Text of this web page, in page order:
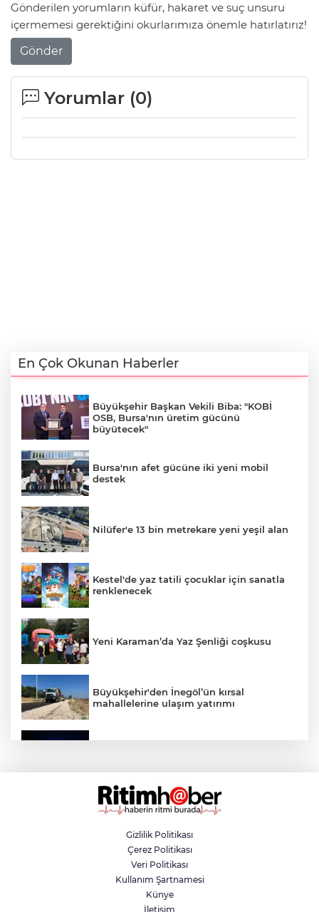
Gönderilen yorumların küfür, hakaret ve suç unsuru
içermemesi gerektiğini okurlarımıza önemle hatırlatırız!
Gönder
Yorumlar (0)
En Çok Okunan Haberler
Büyükşehir Başkan Vekili Biba: "KOBİ
OSB, Bursa'nın üretim gücünü
büyütecek"
Bursa'nın afet gücüne iki yeni mobil
destek
Nilüfer'e 13 bin metrekare yeni yeşil alan
Kestel'de yaz tatili çocuklar için sanatla
renklenecek
Yeni Karaman’da Yaz Şenliği coşkusu
Büyükşehir'den İnegöl’ün kırsal
mahallelerine ulaşım yatırımı
Aslı Hünel’den Bursa Festivali’nde
unutulmaz gece
Osmangazi Belediyesi istihdama köprü
olmayı sürdürüyor
Gizlilik Politikası
Çerez Politikası
Veri Politikası
Kullanım Şartnamesi
Künye
İletişim